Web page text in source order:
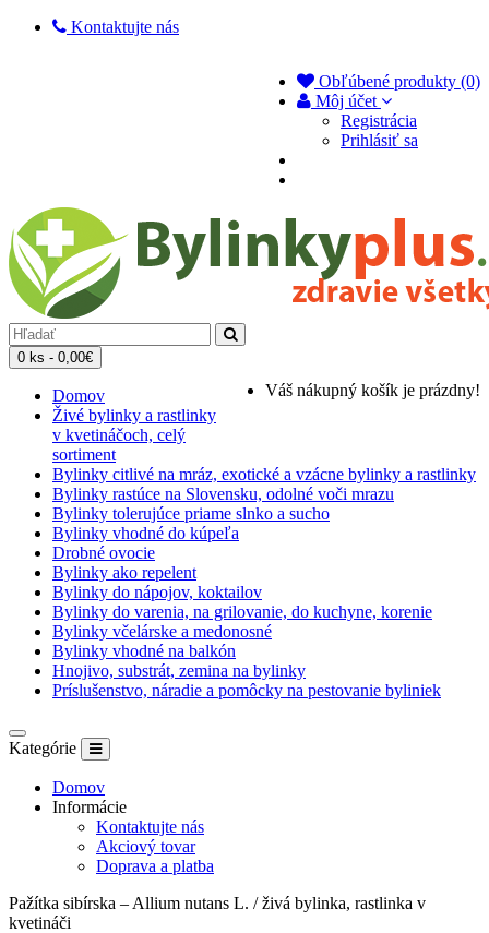
Kontaktujte nás
Obľúbené produkty (0)
Môj účet
Registrácia
Prihlásiť sa
0 ks - 0,00€
Váš nákupný košík je prázdny!
Domov
Živé bylinky a rastlinky
v kvetináčoch, celý
sortiment
Bylinky citlivé na mráz, exotické a vzácne bylinky a rastlinky
Bylinky rastúce na Slovensku, odolné voči mrazu
Bylinky tolerujúce priame slnko a sucho
Bylinky vhodné do kúpeľa
Drobné ovocie
Bylinky ako repelent
Bylinky do nápojov, koktailov
Bylinky do varenia, na grilovanie, do kuchyne, korenie
Bylinky včelárske a medonosné
Bylinky vhodné na balkón
Hnojivo, substrát, zemina na bylinky
Príslušenstvo, náradie a pomôcky na pestovanie byliniek
Kategórie
Domov
Informácie
Kontaktujte nás
Akciový tovar
Doprava a platba
Pažítka sibírska – Allium nutans L. / živá bylinka, rastlinka v
kvetináči